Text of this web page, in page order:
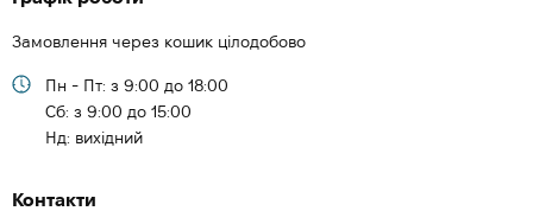
Замовлення через кошик цілодобово
Пн - Пт: з 9:00 до 18:00
Cб: з 9:00 до 15:00
Нд: вихідний
Контакти